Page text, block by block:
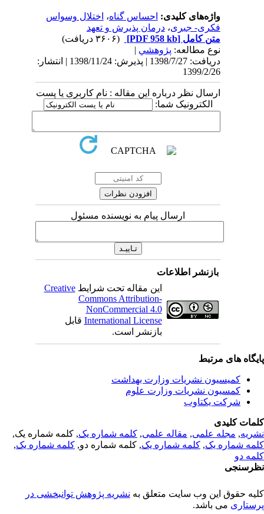
واژه‌های کلیدی:احساس گناه،اختلال وسواس
فکری- جبری،درمان پذیرش و تعهد
متن کامل[PDF 958 kb]
نوع مطالعه:پژوهشي|
دریافت: 1398/7/27 | پذیرش: 1398/11/24 | انتشار:
1399/2/26
ارسال نظر درباره این مقاله : نام کاربری یا پست
الکترونیک شما:
ارسال پیام به نویسنده مسئول
بازنشر اطلاعات
این مقاله تحت شرایطCreative
Commons Attribution-
NonCommercial 4.0
International Licenseقابل
بازنشر است.
های مرتبط
کمیسیون نشریات وزارت بهداشت
کمسیون نشریات وزارت علوم
شرکت یکتاوب
کلیدی
,مجله علمی, مقاله علمی, کلمه شماره یک, کلمه شماره یک,
شماره یک,کلمه شماره یک, کلمه شماره دو,کلمه شماره یک,
دو
حقوق این وب سایت متعلق بهنشریه پژوهش توانبخشی در
می باشد.